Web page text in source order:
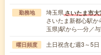
勤務地 埼玉県さいたま市
さいたま新都心駅
玉県)駅から---分／
曜日頻度 土日祝含む週3～5日